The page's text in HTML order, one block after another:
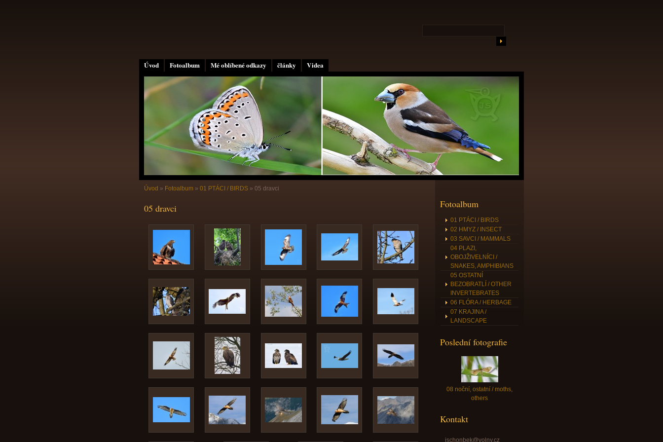
Úvod Fotoalbum Mé oblíbené odkazy články Videa
Úvod » Fotoalbum » 01 PTÁCI / BIRDS » 05 dravci
05 dravci Fotoalbum
01 PTÁCI / BIRDS
02 HMYZ / INSECT
03 SAVCI / MAMMALS
04 PLAZI,
OBOJŽIVELNÍCI /
SNAKES, AMPHIBIANS
05 OSTATNÍ
BEZOBRATLÍ / OTHER
INVERTEBRATES
06 FLÓRA / HERBAGE
07 KRAJINA /
LANDSCAPE
Poslední fotografie
08 noční, ostatní / moths,
others
Kontakt
jschonbek@volny.cz